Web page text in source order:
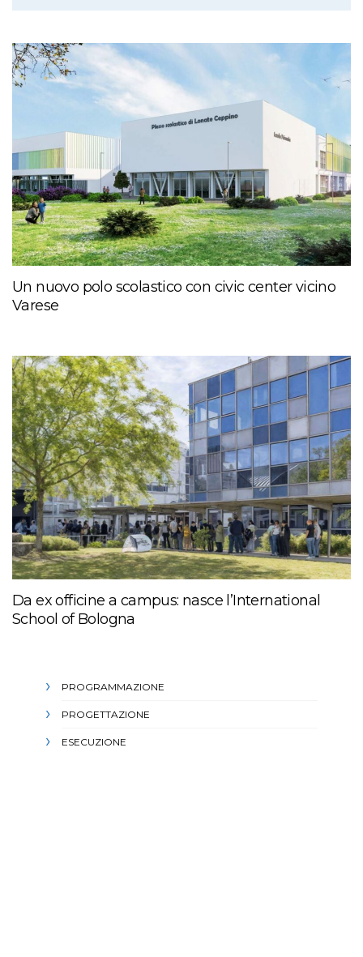
Un nuovo polo scolastico con civic center vicino
Varese
Da ex officine a campus: nasce l’International
School of Bologna
PROGRAMMAZIONE
PROGETTAZIONE
ESECUZIONE